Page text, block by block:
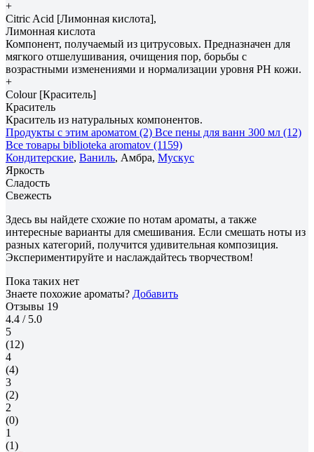
+
Citric Acid [Лимонная кислота],
Лимонная кислота
Компонент, получаемый из цитрусовых. Предназначен для
мягкого отшелушивания, очищения пор, борьбы с
возрастными изменениями и нормализации уровня РH кожи.
+
Colour [Краситель]
Краситель
Краситель из натуральных компонентов.
Продукты с этим ароматом (2) Все пены для ванн 300 мл (12)
Все товары biblioteka aromatov (1159)
Кондитерские, Ваниль, Амбра, Мускус
Яркость
Сладость
Свежесть
Здесь вы найдете схожие по нотам ароматы, а также
интересные варианты для смешивания. Если смешать ноты из
разных категорий, получится удивительная композиция.
Экспериментируйте и наслаждайтесь творчеством!
Пока таких нет
Знаете похожие ароматы? Добавить
Отзывы 19
4.4 / 5.0
5
(12)
4
(4)
3
(2)
2
(0)
1
(1)